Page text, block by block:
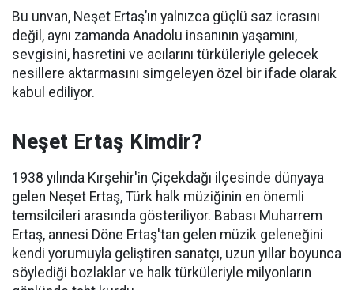
Bu unvan, Neşet Ertaş’ın yalnızca güçlü saz icrasını
değil, aynı zamanda Anadolu insanının yaşamını,
sevgisini, hasretini ve acılarını türküleriyle gelecek
nesillere aktarmasını simgeleyen özel bir ifade olarak
kabul ediliyor.
Neşet Ertaş Kimdir?
1938 yılında Kırşehir'in Çiçekdağı ilçesinde dünyaya
gelen Neşet Ertaş, Türk halk müziğinin en önemli
temsilcileri arasında gösteriliyor. Babası Muharrem
Ertaş, annesi Döne Ertaş'tan gelen müzik geleneğini
kendi yorumuyla geliştiren sanatçı, uzun yıllar boyunca
söylediği bozlaklar ve halk türküleriyle milyonların